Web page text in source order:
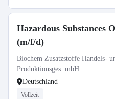
Hazardous Substances
(m/f/d)
Biochem Zusatzstoffe Handels-
Produktionsges. mbH
Deutschland
Vollzeit